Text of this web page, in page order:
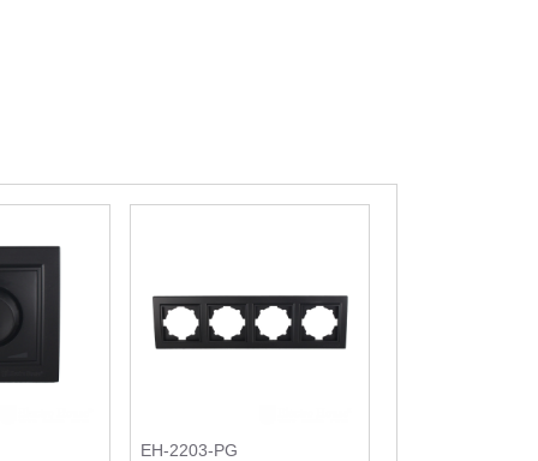
EH-2203-PG